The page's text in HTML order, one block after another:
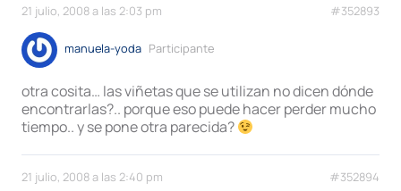
21 julio, 2008 a las 2:03 pm #352893
manuela-yoda Participante
otra cosita… las viñetas que se utilizan no dicen dónde
encontrarlas?.. porque eso puede hacer perder mucho
tiempo.. y se pone otra parecida?
21 julio, 2008 a las 2:40 pm #352894